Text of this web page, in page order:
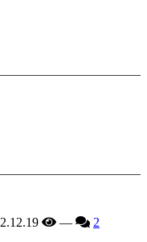
2.12.19 — 2